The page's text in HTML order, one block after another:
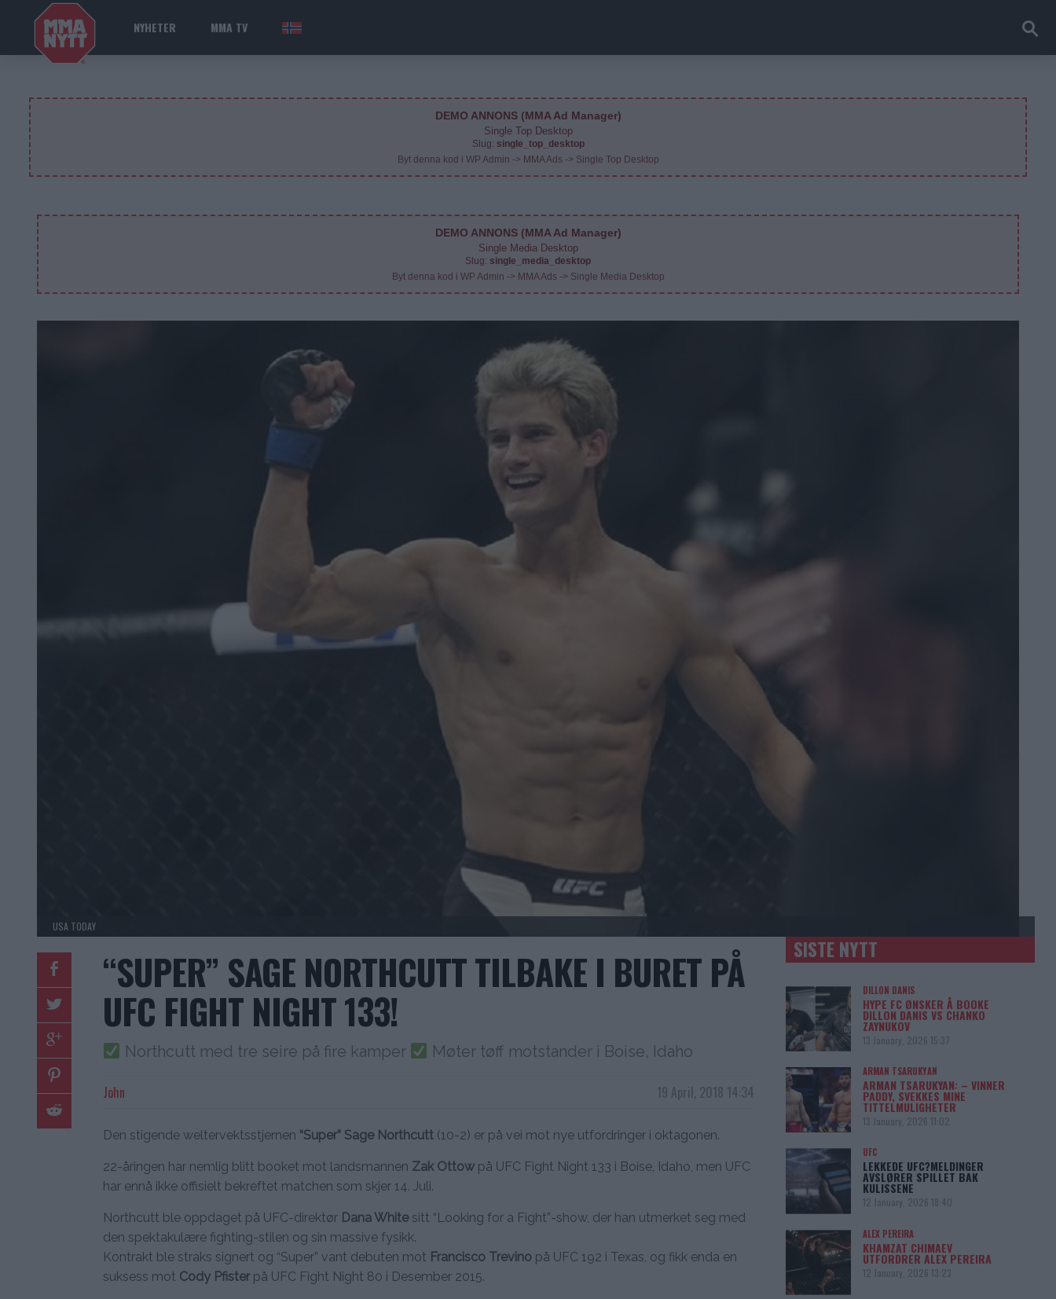
NYHETER MMA TV NOR
DEMO ANNONS (MMA Ad Manager)
Single Top Desktop
Slug: single_top_desktop
Byt denna kod i WP Admin -> MMA Ads -> Single Top Desktop
DEMO ANNONS (MMA Ad Manager)
Single Media Desktop
Slug: single_media_desktop
Byt denna kod i WP Admin -> MMA Ads -> Single Media Desktop
USA TODAY
“SUPER” SAGE NORTHCUTT TILBAKE I BURET PÅ
UFC FIGHT NIGHT 133!
Northcutt med tre seire på fire kamper Møter tøff motstander i Boise, Idaho
19 April, 2018 14:34
John
Den stigende weltervektsstjernen “Super” Sage Northcutt (10-2) er på vei mot nye utfordringer i oktagonen.
22-åringen har nemlig blitt booket mot landsmannen Zak Ottow på UFC Fight Night 133 i Boise, Idaho, men UFC
har ennå ikke offisielt bekreftet matchen som skjer 14. Juli.
Northcutt ble oppdaget på UFC-direktør Dana Whitesitt “Looking for a Fight”-show, der han utmerket seg med
den spektakulære fighting-stilen og sin massive fysikk.
Kontrakt ble straks signert og “Super” vant debuten mot Francisco Trevino på UFC 192 i Texas, og fikk enda en
suksess mot Cody Pfisterpå UFC Fight Night 80 i Desember 2015.
SISTE NYTT
DILLON DANIS
HYPE FC ØNSKER Å BOOKE
DILLON DANIS VS CHANKO
ZAYNUKOV
13 January, 2026 15:37
ARMAN TSARUKYAN
ARMAN TSARUKYAN: – VINNER
PADDY, SVEKKES MINE
TITTELMULIGHETER
13 January, 2026 11:02
UFC
LEKKEDE UFC?MELDINGER
AVSLØRER SPILLET BAK
KULISSENE
12 January, 2026 18:40
ALEX PEREIRA
KHAMZAT CHIMAEV
UTFORDRER ALEX PEREIRA
12 January, 2026 13:23